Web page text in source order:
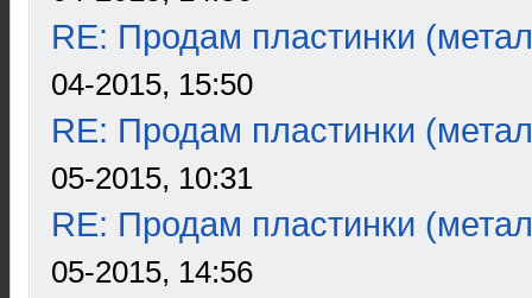
RE: Продам пластинки
04-2015, 15:50
RE: Продам пластинки
05-2015, 10:31
RE: Продам пластинки
05-2015, 14:56